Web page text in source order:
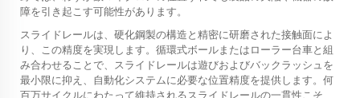
障を引き起こす可能性があります。
スライドレールは、硬化鋼製の構造と精密に研磨された接触面によ
り、この精度を実現します。循環式ボールまたはローラー台車と組
み合わせることで、スライドレールは遊びおよびバックラッシュを
最小限に抑え、自動化システムに必要な位置精度を提供します。何
百万サイクルにわたって維持されるスライドレールの一貫性こそ